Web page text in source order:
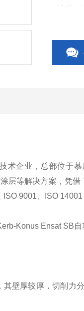
料和装配
术企业，总部位于
层等解决方案，凭
9001、ISO
壁厚较厚，切削力